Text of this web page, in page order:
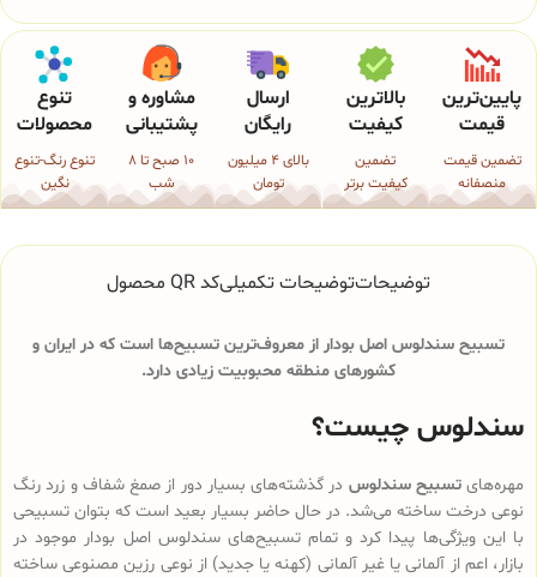
پایین‌ترین
قیمت
تضمین قیمت
منصفانه
بالاترین
کیفیت
تضمین
کیفیت برتر
ارسال
رایگان
بالای 4 میلیون
تومان
مشاوره و
پشتیبانی
10 صبح تا 8
شب
تنوع
محصولات
تنوع رنگ-تنوع
نگین
توضیحاتتوضیحات تکمیلیکد QR محصول
تسبیح سندلوس اصل بودار از معروف‌ترین تسبیح‌ها است که در ایران و
کشورهای منطقه محبوبیت زیادی دارد.
سندلوس چیست؟
مهره‌هایتسبیح سندلوس در گذشته‌های بسیار دور از صمغ شفاف و زرد رنگ
نوعی درخت ساخته می‌شد. در حال حاضر بسیار بعید است که بتوان تسبیحی
با این ویژگی‌ها پیدا کرد و تمام تسبیح‌های سندلوس‌ اصل بودار موجود در
بازار، اعم از آلمانی یا غیر آلمانی (کهنه یا جدید) از نوعی رزین مصنوعی ساخته